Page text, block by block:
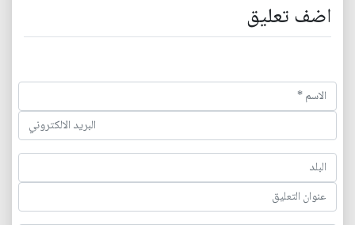
اضف تعليق